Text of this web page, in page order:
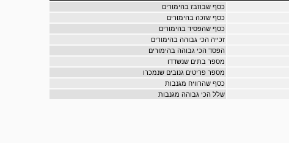
כסף שבוזבז בהימורים
כסף שזכה בהימורים
כסף שהפסיד בהימורים
זכייה הכי גבוהה בהימורים
הפסד הכי גבוהה בהימורים
מספר בתים שנשדדו
מספר פריטים גנובים שנמכרו
כסף שהרוויח מגנבות
שלל הכי גבוהה מגנבות